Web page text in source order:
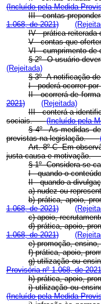
(Incluído pela Medida
III - contas
1.068, de 2021)
IV - prática
V - contas que
VI - cumprimento
§ 2º O usuário
(Rejeitada)
§ 3º A notificação
I - poderá ocorrer
II - ocorrerá de
2021)
(Rejeitada)
III - conterá a
sociais.(Incluído pela
§ 4º As medidas
previstas na legislação.
Art. 8º-C Em
justa causa e
§ 1º Considera-se
I - quando o
II - quando a
a) nudez ou
b) prática, apoio,
1.068, de 2021)
c) apoio,
d) prática, apoio,
1.068, de 2021)
e) promoção,
f) prática, apoio,
g) utilização ou
Provisória nº 1.068, de
h) prática, apoio,
i) utilização ou
(Incluído pela Medida